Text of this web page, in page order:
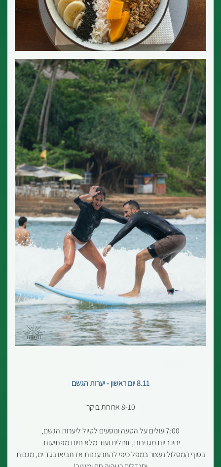
8.11 יום ראשון - יערות הגשם
8-10 ארוחת בוקר
7:00 עולים על הסעה ונוסעים לטיול ליערות הגשם,
יהיו חיות מגניבות, זוחלים ועוד מלא חיות מפתיעות.
בסוף המסלול נעצור במפל כיפי להתרעננות אז תביאו בגד ים, מגבות